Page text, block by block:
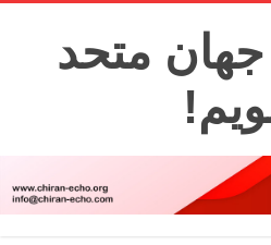
جهان متحد